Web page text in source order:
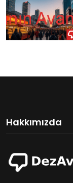
Hakkımızda